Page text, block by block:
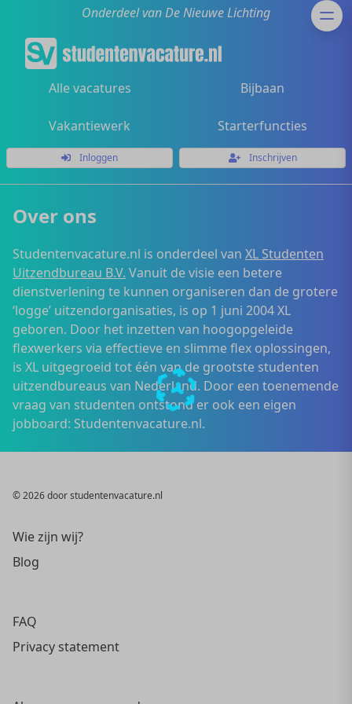
Onderdeel van De Nieuwe Lichting
Alle vacatures Bijbaan
Vakantiewerk Starterfuncties
Inloggen Inschrijven
Over ons
Studentenvacature.nl is onderdeel van XL Studenten
Uitzendbureau B.V. Vanuit de visie een betere
dienstverlening te kunnen organiseren dan de grotere
‘logge’ uitzendorganisaties, is op 1 juni 2004 XL
geboren. Door het inzetten van hoogopgeleide
flexwerkers via effectieve en slimme flex oplossingen,
is XL uitgegroeid tot één van de grootste studenten
uitzendbureaus van Nederland. Door een toenemende
vraag van studenten ontstond er ook een eigen
jobboard: Studentenvacature.nl.
© 2026 door studentenvacature.nl
Wie zijn wij?
Blog
FAQ
Privacy statement